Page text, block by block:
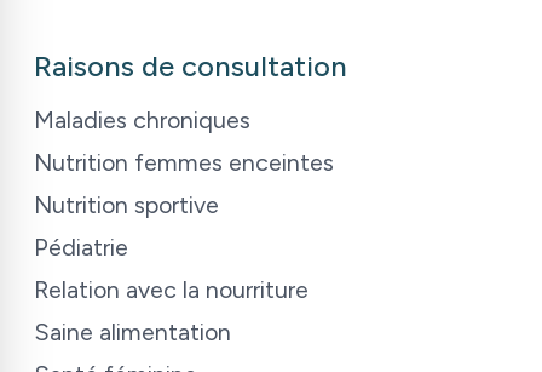
Raisons de consultation
Maladies chroniques
Nutrition femmes enceintes
Nutrition sportive
Pédiatrie
Relation avec la nourriture
Saine alimentation